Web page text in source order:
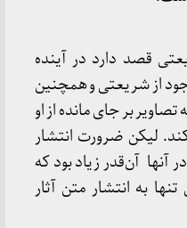
قصد دارد در آینده
از شریعتی و همچنین
بر جای مانده از او
لیکن ضرورت انتشار
آنها آن‌قدر زیاد بود که
به انتشار متن آثار